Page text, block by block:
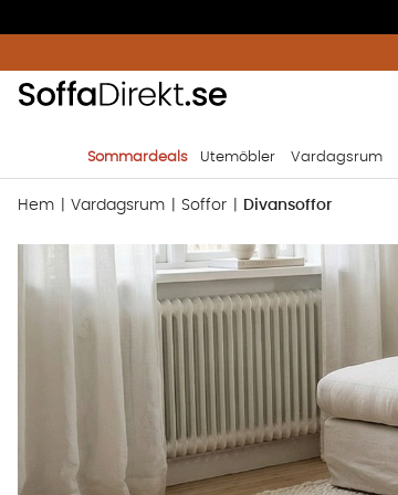
Sommardeals Utemöbler Vardagsrum
Hem Vardagsrum Soffor Divansoffor